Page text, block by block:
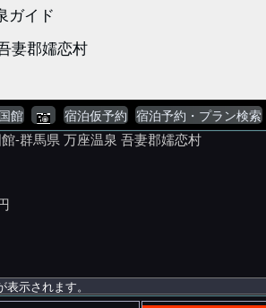
ガイド
妻郡嬬恋村
館 宿泊仮予約 宿泊予約・プラン検索
-群馬県 万座温泉 吾妻郡嬬恋村